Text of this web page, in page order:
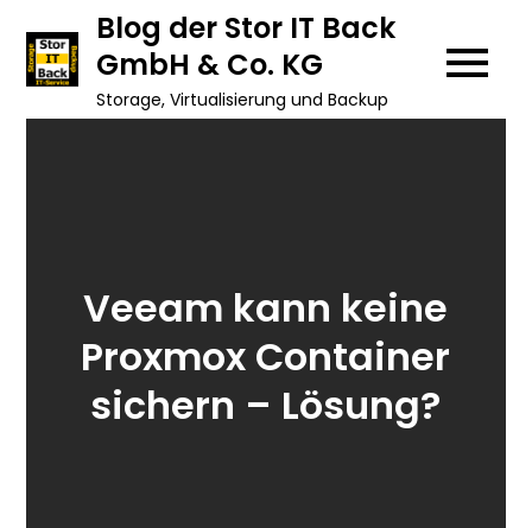
content
Blog der Stor IT Back
GmbH & Co. KG
Storage, Virtualisierung und Backup
Veeam kann keine
Proxmox Container
sichern – Lösung?